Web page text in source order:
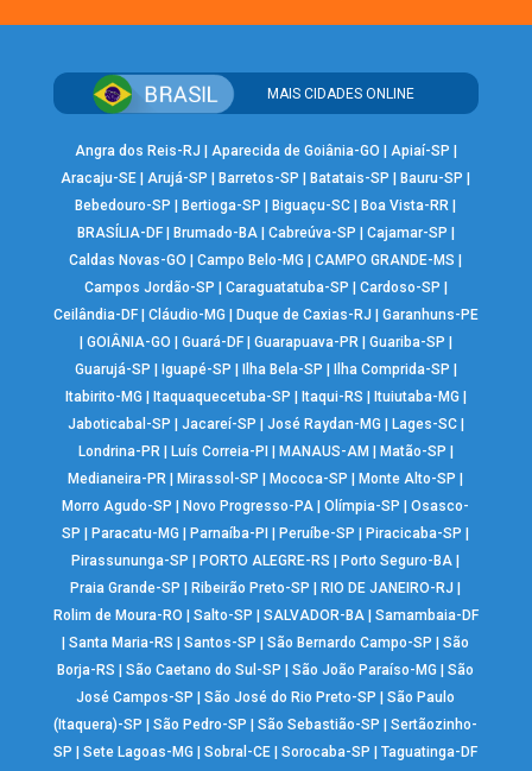
MAIS CIDADES ONLINE
Angra dos Reis-RJ | Aparecida de Goiânia-GO | Apiaí-SP |
Aracaju-SE | Arujá-SP |Barretos-SP |Batatais-SP |Bauru-SP |
Bebedouro-SP |Bertioga-SP |Biguaçu-SC |Boa Vista-RR |
BRASÍLIA-DF| Brumado-BA| Cabreúva-SP | Cajamar-SP |
Caldas Novas-GO |Campo Belo-MG |CAMPO GRANDE-MS |
Campos Jordão-SP | Caraguatatuba-SP | Cardoso-SP |
Ceilândia-DF| Cláudio-MG | Duque de Caxias-RJ | Garanhuns-PE
| GOIÂNIA-GO | Guará-DF| Guarapuava-PR | Guariba-SP |
Guarujá-SP | Iguapé-SP | Ilha Bela-SP | Ilha Comprida-SP |
Itabirito-MG | Itaquaquecetuba-SP | Itaqui-RS | Ituiutaba-MG |
Jaboticabal-SP | Jacareí-SP | José Raydan-MG | Lages-SC|
Londrina-PR | Luís Correia-PI | MANAUS-AM | Matão-SP |
Medianeira-PR |Mirassol-SP |Mococa-SP |Monte Alto-SP |
Morro Agudo-SP |Novo Progresso-PA |Olímpia-SP |Osasco-
SP |Paracatu-MG |Parnaíba-PI |Peruíbe-SP |Piracicaba-SP |
Pirassununga-SP |PORTO ALEGRE-RS |Porto Seguro-BA |
Praia Grande-SP |Ribeirão Preto-SP |RIO DE JANEIRO-RJ |
Rolim de Moura-RO | Salto-SP | SALVADOR-BA| Samambaia-DF
|Santa Maria-RS |Santos-SP |São Bernardo Campo-SP |São
Borja-RS |São Caetano do Sul-SP |São João Paraíso-MG |São
José Campos-SP |São José do Rio Preto-SP |São Paulo
(Itaquera)-SP |São Pedro-SP |São Sebastião-SP |Sertãozinho-
SP |Sete Lagoas-MG |Sobral-CE |Sorocaba-SP |Taguatinga-DF